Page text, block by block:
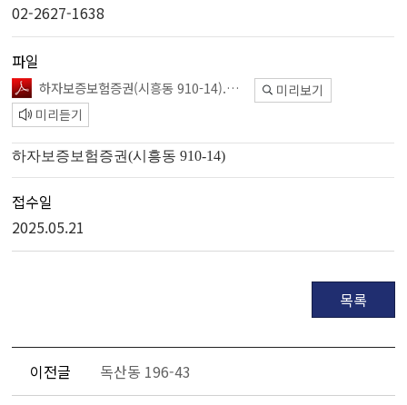
02-2627-1638
파일
하자보증보험증권(시흥동 910-14).pdf
미리보기
미리듣기
하자보증보험증권(시흥동 910-14)
접수일
2025.05.21
목록
이전글 독산동 196-43